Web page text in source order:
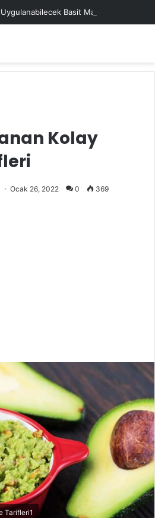
Basit Maskeler
Kolay
Ocak 26, 2022 0 369
Tarifleri1